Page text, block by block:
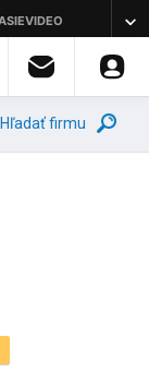
Hľadať firmu